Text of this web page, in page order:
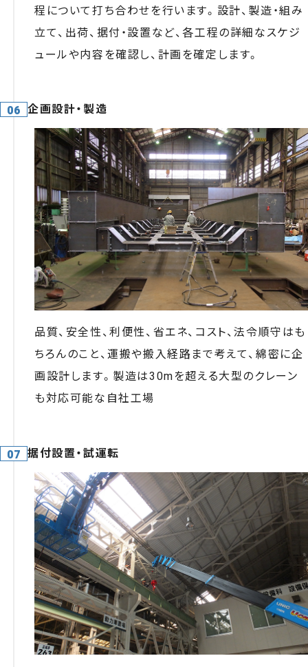
程について打ち合わせを行います。設計、製造・組み
立て、出荷、据付・設置など、各工程の詳細なスケジ
ュールや内容を確認し、計画を確定します。
企画設計・製造
品質、安全性、利便性、省エネ、コスト、法令順守はも
ちろんのこと、運搬や搬入経路まで考えて、綿密に企
画設計します。製造は30mを超える大型のクレーン
も対応可能な自社工場
据付設置・試運転